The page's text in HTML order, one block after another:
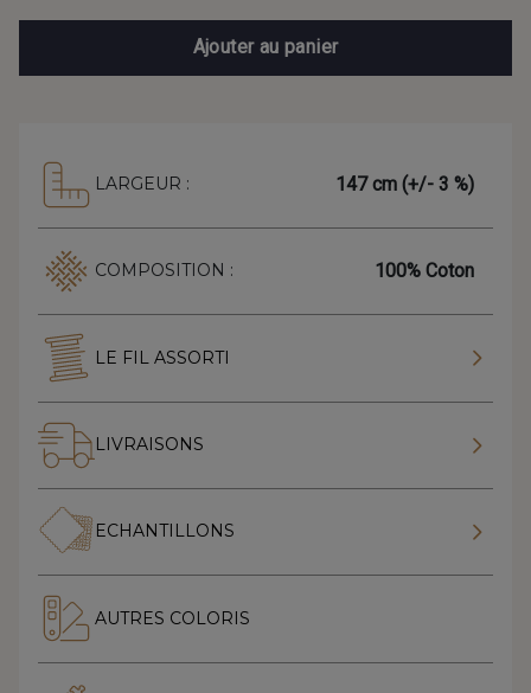
Ajouter au panier
LARGEUR : 147 cm (+/- 3 %)
COMPOSITION : 100% Coton
LE FIL ASSORTI
LIVRAISONS
ECHANTILLONS
AUTRES COLORIS